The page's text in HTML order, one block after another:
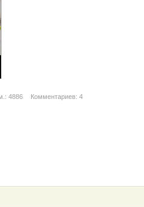
4886 Комментариев: 4